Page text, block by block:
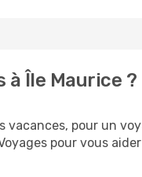
à Île Maurice ?
vacances, pour un
pour vous